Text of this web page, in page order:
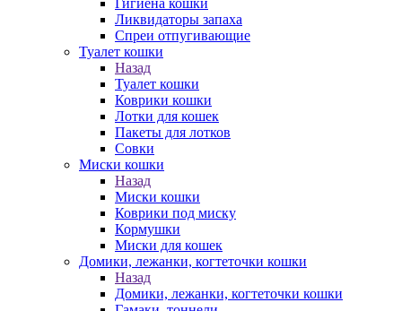
Гигиена кошки
Ликвидаторы запаха
Спреи отпугивающие
Туалет кошки
Назад
Туалет кошки
Коврики кошки
Лотки для кошек
Пакеты для лотков
Совки
Миски кошки
Назад
Миски кошки
Коврики под миску
Кормушки
Миски для кошек
Домики, лежанки, когтеточки кошки
Назад
Домики, лежанки, когтеточки кошки